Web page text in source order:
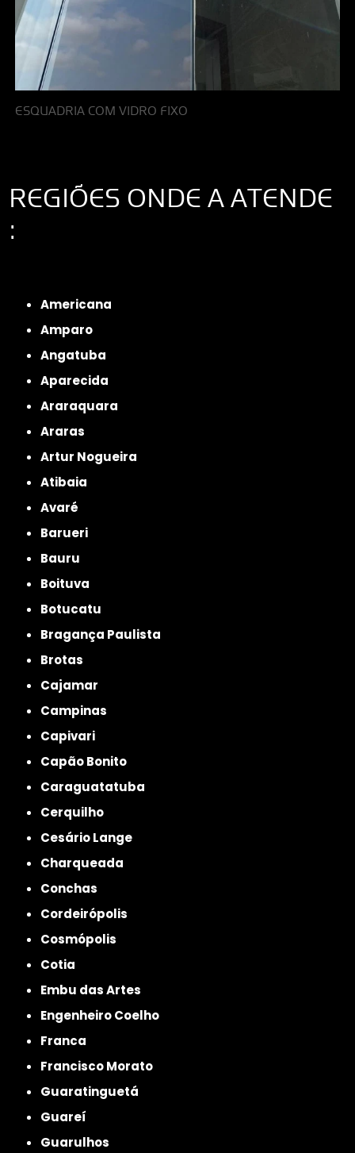
ESQUADRIA COM VIDRO FIXO
REGIÕES ONDE A ATENDE
:
Americana
Amparo
Angatuba
Aparecida
Araraquara
Araras
Artur Nogueira
Atibaia
Avaré
Barueri
Bauru
Boituva
Botucatu
Bragança Paulista
Brotas
Cajamar
Campinas
Capivari
Capão Bonito
Caraguatatuba
Cerquilho
Cesário Lange
Charqueada
Conchas
Cordeirópolis
Cosmópolis
Cotia
Embu das Artes
Engenheiro Coelho
Franca
Francisco Morato
Guaratinguetá
Guareí
Guarulhos